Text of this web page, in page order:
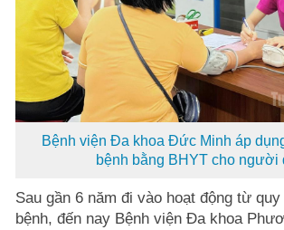
Bệnh viện Đa khoa Đức Minh áp
bệnh bằng BHYT cho người
Sau gần 6 năm đi vào hoạt động từ
bệnh, đến nay Bệnh viện Đa khoa